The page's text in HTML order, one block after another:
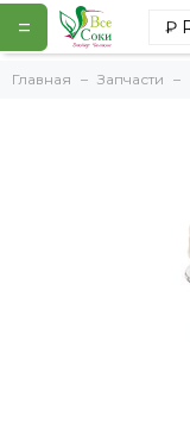
=
Главная Запчасти